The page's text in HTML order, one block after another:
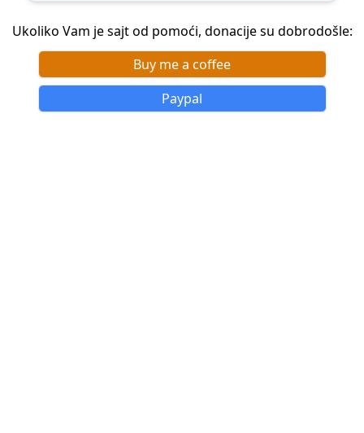
Ukoliko Vam je sajt od pomoći, donacije su dobrodošle:
Buy me a coffee
Paypal